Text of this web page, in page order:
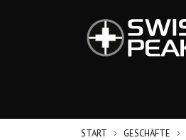
START GESCHÄFTE